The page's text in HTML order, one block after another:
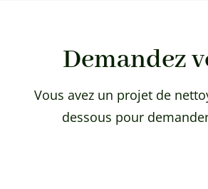
Demandez
Vous avez un projet de
dessous pour